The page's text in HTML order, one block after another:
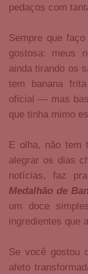
pedaços com
Sempre que
gostosa: meus
ainda tirando os
tem banana
oficial — mas
que tinha mimo
E olha, não tem
alegrar os dias
notícias, faz
Medalhão de
um doce
ingredientes que
Se você gostou
afeto